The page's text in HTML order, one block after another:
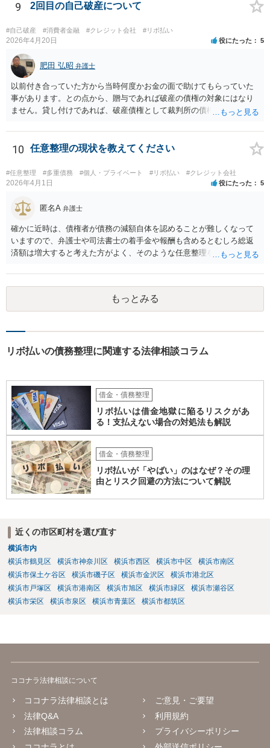
9 2回目の自己破産について
#自己破産 #消費者金融 #クレジット会社 #リボ払い
2026年4月20日 役にたった 5
肥田 弘昭 弁護士
以前付き合っていた方から当時何度かお金の面で助けてもらっていた
事があります。との点から、贈与であれば破産の債権の対象にはなり
ません。貸し付けであれば、破産債権として裁判所の債権者一覧表に
思います。生活保護を受給後法テラスを利用する流れになるかと思い
ます。ご参考にしてください。
10 任意整理の現状を教えてください
#任意整理 #多重債務 #個人・プライベート #リボ払い #クレジット会社
2026年4月1日 役にたった 5
匿名A 弁護士
確かに近時は、債権者が債務の減額自体を認めることが難しくなって
いますので、弁護士や司法書士の着手金や報酬も含めるとむしろ総返
済額は増大すると考えた方がよく、そのような任意整理をしてかえっ
います。 特に「オーバーローンでない不動産」や「売ると高く売却さ
れる自動車」、「２０万円を超える保険解約返戻金がある保険」など
の資産がなければ、個人再生か自己破産を検討する方が良いと思われ
ます。 このような資産があってもなくても、ココナラで最寄りの債務
もっとみる
リボ払いの債務整理に関連する法律相談コラム
借金・債務整理
リボ払いは借金地獄に陥るリスクがあ
る！支払えない場合の対処法も解説
借金・債務整理
リボ払いが「やばい」のはなぜ？その理
由とリスク回避の方法について解説
近くの市区町村を選び直す
横浜市内
横浜市鶴見区
横浜市神奈川区 横浜市西区 横浜市中区
横浜市南区
横浜市保土ケ谷区
横浜市磯子区 横浜市金沢区
横浜市港北区
横浜市戸塚区
横浜市港南区 横浜市旭区 横浜市緑区
横浜市瀬谷区
横浜市栄区
横浜市泉区 横浜市青葉区 横浜市都筑区
ココナラ法律相談について
ココナラ法律相談とは
法律Q&A
法律相談コラム
ご意見・ご要望
利用規約
プライバシーポリシー